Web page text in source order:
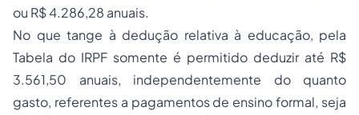
ou R$ 4.286,28 anuais.
No que tange à dedução relativa à educação, pela
Tabela do IRPF somente é permitido deduzir até R$
3.561,50 anuais, independentemente do quanto
gasto, referentes a pagamentos de ensino formal, seja